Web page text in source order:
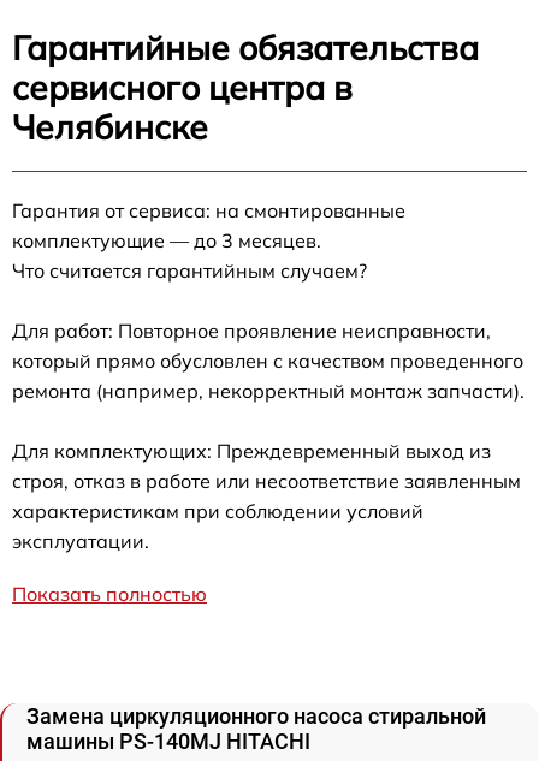
Гарантийные обязательства
сервисного центра в
Челябинске
Гарантия от сервиса: на смонтированные
комплектующие — до 3 месяцев.
Что считается гарантийным случаем?
Для работ: Повторное проявление неисправности,
который прямо обусловлен с качеством проведенного
ремонта (например, некорректный монтаж запчасти).
Для комплектующих: Преждевременный выход из
строя, отказ в работе или несоответствие заявленным
характеристикам при соблюдении условий
эксплуатации.
Показать полностью
Замена циркуляционного насоса стиральной
машины PS-140MJ HITACHI